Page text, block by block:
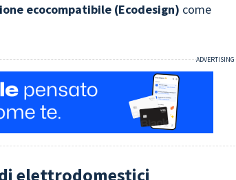
ecocompatibile (Ecodesign) come
elettrodomestici